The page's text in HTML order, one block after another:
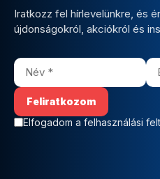
Iratkozz fel hírlevelünkre, és
újdonságokról, akciókról és
Elfogadom a felhasználási